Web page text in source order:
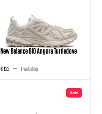
New Balance 610 Angora Turtledove
€ 122 1 webshop
Sale